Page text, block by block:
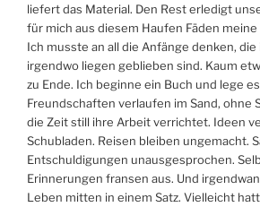
liefert das Material. Den Rest erledigt
für mich aus diesem Haufen Fäden meine
Ich musste an all die Anfänge denken,
irgendwo liegen geblieben sind. Kaum
zu Ende. Ich beginne ein Buch und lege
Freundschaften verlaufen im Sand, ohne
die Zeit still ihre Arbeit verrichtet. Ideen
Schubladen. Reisen bleiben ungemacht.
Entschuldigungen unausgesprochen.
Erinnerungen fransen aus. Und
Leben mitten in einem Satz. Vielleicht